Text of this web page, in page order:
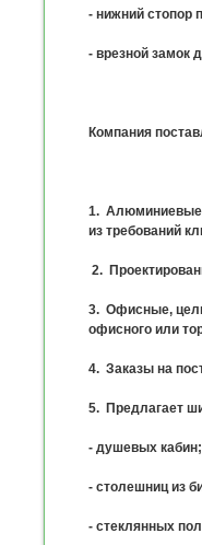
- нижний стопор
- врезной замок
Компания
1. Алюминиевые
из требований
2. П
3. Офисные,
офисного или
4. Заказы на
5. Предлагает
- душевых кабин;
- столешниц из
- стеклянных